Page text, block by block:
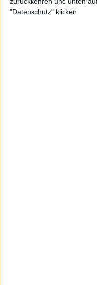
zurückkehren und unten
"Datenschutz" klicken.